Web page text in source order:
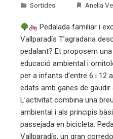
Sortides Anella
Pedalada familiar i
Vallparadís T’agradaria
pedalant? Et proposem
educació ambiental i
per a infants d’entre 6 i 12
edats amb ganes de
L’activitat combina una
ambiental i als principis
passejada en bicicleta.
Vallparadís, un gran